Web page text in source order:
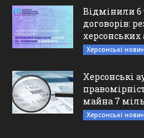
Відмінили 6
договорів:
херсонських
Херсонські
Херсонські
майна 7
Херсонські